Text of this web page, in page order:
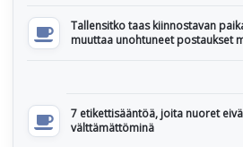
Tallensitko taas kiinnostavan
muuttaa unohtuneet postaukset
7 etikettisääntöä, joita nuoret
välttämättöminä